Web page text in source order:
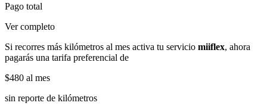
Pago total
Ver completo
Si recorres más kilómetros al mes activa tu servicio miiflex, ahora
pagarás una tarifa preferencial de
$480 al mes
sin reporte de kilómetros